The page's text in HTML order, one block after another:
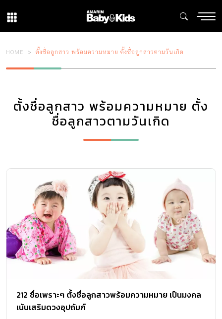
HOME ตั้งชื่อลูกสาว พร้อมความหมาย ตั้งชื่อลูกสาวตามวันเกิด
ตั้งชื่อลูกสาว พร้อมความหมาย ตั้ง
ชื่อลูกสาวตามวันเกิด
212 ชื่อเพราะๆ ตั้งชื่อลูกสาวพร้อมความหมาย เป็นมงคล
เน้นเสริมดวงอุปถัมภ์